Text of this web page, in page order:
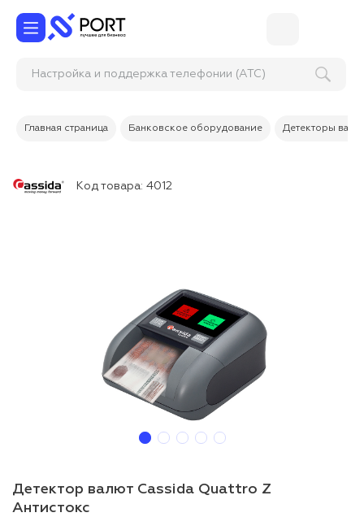
Настройка и поддержка телефонии (АТС)
Главная страница Банковское оборудование Детекторы
Код товара: 4012
Детектор валют Cassida Quattro Z
Антистокс